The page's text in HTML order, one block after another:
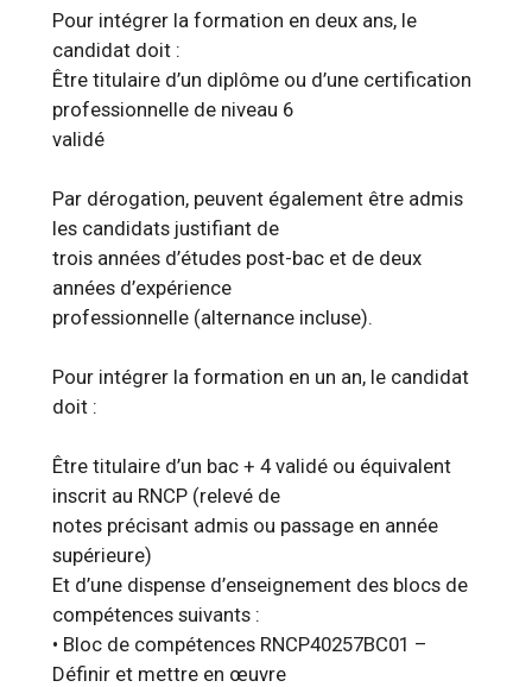
Pour intégrer la formation en deux ans, le
candidat doit :
Être titulaire d’un diplôme ou d’une certification
professionnelle de niveau 6
validé
Par dérogation, peuvent également être admis
les candidats justifiant de
trois années d’études post-bac et de deux
années d’expérience
professionnelle (alternance incluse).
Pour intégrer la formation en un an, le candidat
doit :
Être titulaire d’un bac + 4 validé ou équivalent
inscrit au RNCP (relevé de
notes précisant admis ou passage en année
supérieure)
Et d’une dispense d’enseignement des blocs de
compétences suivants :
• Bloc de compétences RNCP40257BC01 –
Définir et mettre en œuvre